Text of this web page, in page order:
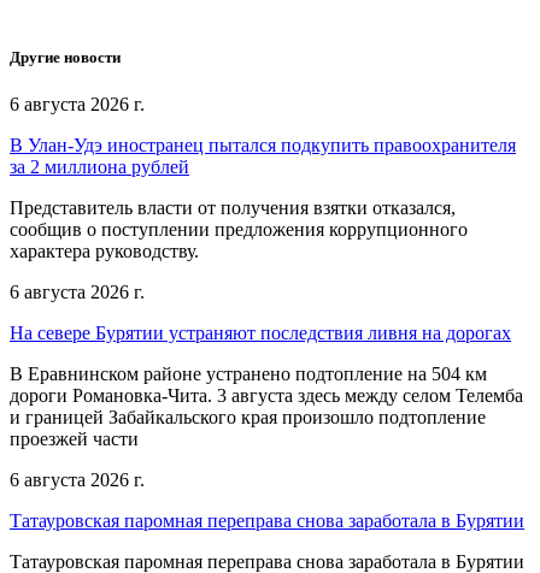
Другие новости
6 августа 2026 г.
В Улан-Удэ иностранец пытался подкупить правоохранителя
за 2 миллиона рублей
Представитель власти от получения взятки отказался,
сообщив о поступлении предложения коррупционного
характера руководству.
6 августа 2026 г.
На севере Бурятии устраняют последствия ливня на дорогах
В Еравнинском районе устранено подтопление на 504 км
дороги Романовка-Чита. 3 августа здесь между селом Телемба
и границей Забайкальского края произошло подтопление
проезжей части
6 августа 2026 г.
Татауровская паромная переправа снова заработала в Бурятии
Татауровская паромная переправа снова заработала в Бурятии